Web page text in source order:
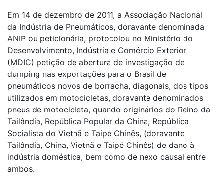
Em 14 de dezembro de 2011, a Associação Nacional
da Indústria de Pneumáticos, doravante denominada
ANIP ou peticionária, protocolou no Ministério do
Desenvolvimento, Indústria e Comércio Exterior
(MDIC) petição de abertura de investigação de
dumping nas exportações para o Brasil de
pneumáticos novos de borracha, diagonais, dos tipos
utilizados em motocicletas, doravante denominados
pneus de motocicleta, quando originários do Reino da
Tailândia, República Popular da China, República
Socialista do Vietnã e Taipé Chinês, (doravante
Tailândia, China, Vietnã e Taipé Chinês) de dano à
indústria doméstica, bem como de nexo causal entre
ambos.